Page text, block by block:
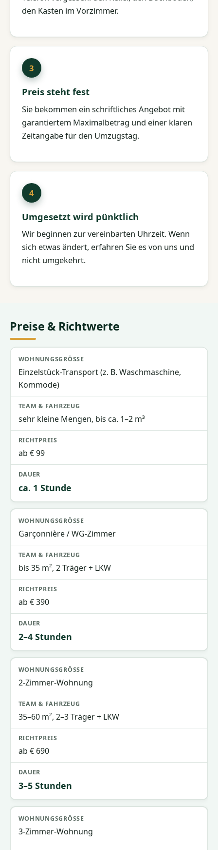
den Kasten im Vorzimmer.
Preis steht fest
Sie bekommen ein schriftliches Angebot mit
garantiertem Maximalbetrag und einer klaren
Zeitangabe für den Umzugstag.
Umgesetzt wird pünktlich
Wir beginnen zur vereinbarten Uhrzeit. Wenn
sich etwas ändert, erfahren Sie es von uns und
nicht umgekehrt.
Preise & Richtwerte
Wohnungsgröße
Einzelstück-Transport (z. B. Waschmaschine,
Kommode)
sehr kleine Mengen, bis ca. 1–2 m³
ab € 99
ca. 1 Stunde
Garçonnière / WG-Zimmer
bis 35 m², 2 Träger + LKW
ab € 390
2–4 Stunden
2-Zimmer-Wohnung
35–60 m², 2–3 Träger + LKW
ab € 690
3–5 Stunden
3-Zimmer-Wohnung